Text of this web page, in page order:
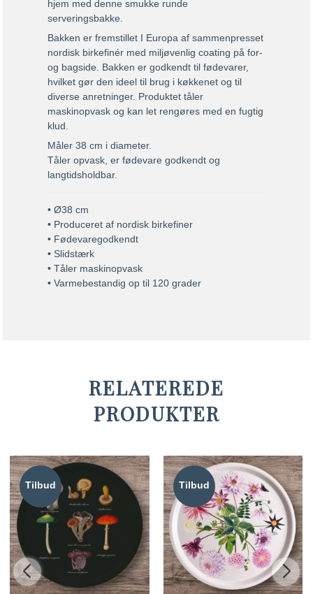
hjem med denne smukke runde
serveringsbakke.
Bakken er fremstillet I Europa af sammenpresset
nordisk birkefinér med miljøvenlig coating på for-
og bagside. Bakken er godkendt til fødevarer,
hvilket gør den ideel til brug i køkkenet og til
diverse anretninger. Produktet tåler
maskinopvask og kan let rengøres med en fugtig
klud.
Måler 38 cm i diameter.
Tåler opvask, er fødevare godkendt og
langtidsholdbar.
• Ø38 cm
• Produceret af nordisk birkefiner
• Fødevaregodkendt
• Slidstærk
• Tåler maskinopvask
• Varmebestandig op til 120 grader
RELATEREDE
PRODUKTER
Tilbud Tilbud